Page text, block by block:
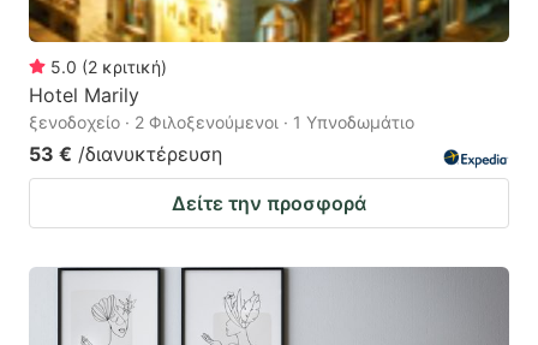
5.0 (2 κριτική)
Hotel Marily
ξενοδοχείο · 2 Φιλοξενούμενοι · 1 Υπνοδωμάτιο
53 € /διανυκτέρευση
Δείτε την προσφορά